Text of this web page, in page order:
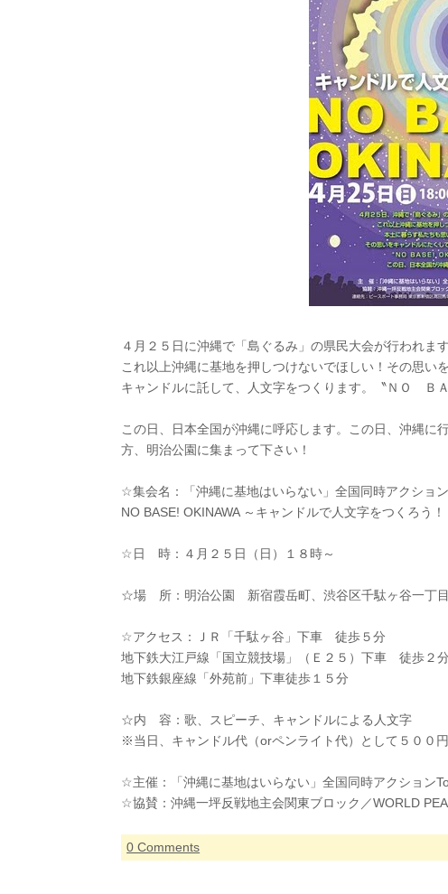
４月２５日に沖縄で「島ぐるみ」の県民大会が行われます
これ以上沖縄に基地を押しつけないでほしい！その思いを
キャンドルに託して、人文字をつくります。〝ＮＯ Ｂ
この日、日本全国が沖縄に呼応します。この日、沖縄に
方、明治公園に集まって下さい！
☆集会名：「沖縄に基地はいらない」全国同時アクション
NO BASE! OKINAWA ～キャンドルで人文字をつくろう！
☆日 時：４月２５日（日）１８時～
☆場 所：明治公園 新宿霞岳町、渋谷区千駄ヶ谷一丁目
☆アクセス：ＪＲ「千駄ヶ谷」下車 徒歩５分
地下鉄大江戸線「国立競技場」（Ｅ２５）下車 徒歩２分
地下鉄銀座線「外苑前」下車徒歩１５分
☆内 容：歌、スピーチ、キャンドルによる人文字
※当日、キャンドル代（orペンライト代）として５００
☆主催：「沖縄に基地はいらない」全国同時アクション
☆協賛：沖縄一坪反戦地主会関東ブロック／WORLD
0 Comments